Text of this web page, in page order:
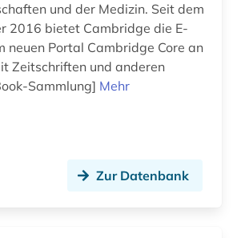
(1)
wirtschaftsmathematik (1)
wirtschaftswissenschaften (6)
wissenschaftliche zeitschrift (3)
und der Medizin. Seit dem
2016 bietet Cambridge die E-
neuen Portal Cambridge Core an
Zeitschriften und anderen
Sammlung] Mehr
Zur Datenbank